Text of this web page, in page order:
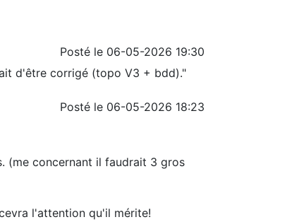
Posté le 06-05-2026 19:30
d'être corrigé (topo V3 + bdd)."
Posté le 06-05-2026 18:23
(me concernant il faudrait 3 gros
l'attention qu'il mérite!